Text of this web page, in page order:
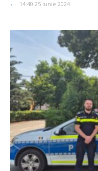
- - 14:40 25 iunie 2024